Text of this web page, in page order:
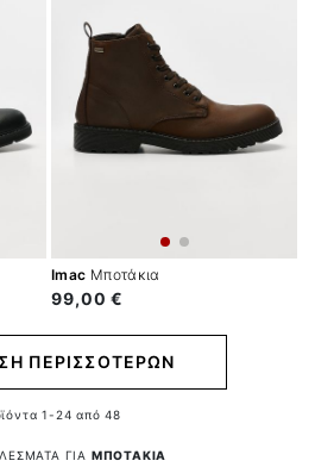
Imac Μποτάκια
99,00 €
ΠΕΡΙΣΣΟΤΕΡΩΝ
1-24 από48
ΓΙΑ ΜΠΟΤΑΚΙΑ